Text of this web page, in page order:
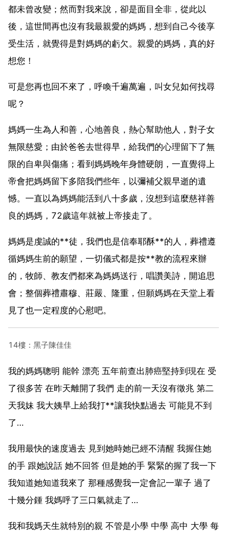
都未曾改變；然而對我來說，卻是面目全非，從此以
後，這世間再也沒有我最親愛的媽媽，想到自己今後享
受生活，就覺得是對媽媽的虧欠。親愛的媽媽，真的好
想您！
可是您再也回不來了，呼喚千遍萬遍，叫女兒如何找尋
呢？
媽媽一生為人和善，心地善良，熱心幫助他人，對子女
無限慈愛；由於爸爸去世得早，給我們的心理留下了無
限的自卑與傷痛；看到媽媽晚年身體硬朗，一直覺得上
帝會把媽媽留下多陪我們些年，以彌補父親早逝的遺
憾。一直以為媽媽能活到八十多歲，沒想到這麼慈祥善
良的媽媽，72歲這年就被上帝接走了。
媽媽是虔誠的**徒，我們也是信奉耶酥**的人，葬禮遵
循媽媽生前的願望，一切儀式都是按**教的流程來辦
的，牧師、教友們都來為媽媽送行，唱讚美詩，開追思
會；整個葬禮肅穆、莊嚴、隆重，但願媽媽在天堂上看
見了也一定程度的心慰吧。
14樓：黑子陳佳佳
我的媽媽聰明 能幹 漂亮 五年前查出肺癌堅持到現在 受
了很多苦 在昨天離開了我們 走的前一天沒有徵兆 第二
天我妹 我大姨早上給我打**讓我快點過去 可能見不到
了…
我用最快的速度過去 見到她時她已經不清醒 我握住她
的手 跟她說話 她不回答 但是她的手 緊緊的握了我一下
我知道她知道我來了 那種感覺我一定會記一輩子 過了
十幾分鍾 我媽呼了三口氣就走了…
我和我媽天生就特別的親 不管是小學 中學 高中 大學 每